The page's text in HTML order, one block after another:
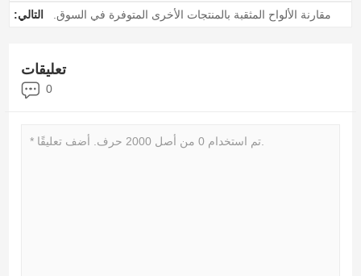
التالي:
مقارنة الألواح المثقبة بالمنتجات الأخرى المتوفرة في السوق.
تعليقات
0